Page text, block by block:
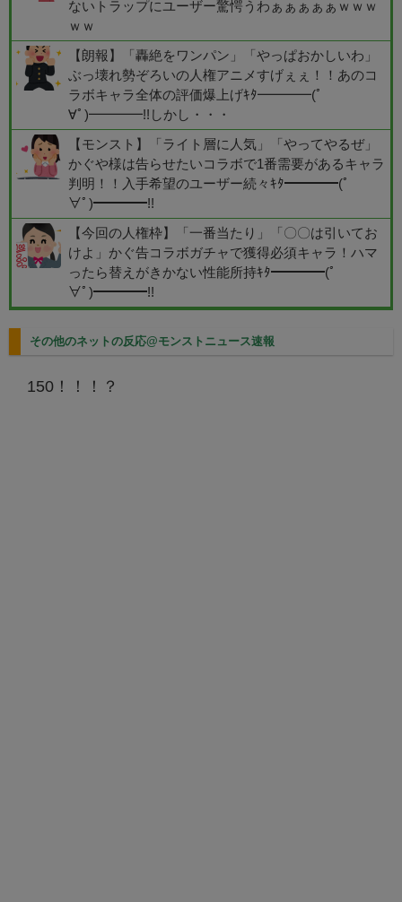
ないトラップにユーザー驚愕うわぁぁぁぁぁｗｗｗ
ｗｗ
【朗報】「轟絶をワンパン」「やっぱおかしいわ」
ぶっ壊れ勢ぞろいの人権アニメすげぇぇ！！あのコ
ラボキャラ全体の評価爆上げｷﾀ━━━━(ﾟ
∀ﾟ)━━━━!!しかし・・・
【モンスト】「ライト層に人気」「やってやるぜ」
かぐや様は告らせたいコラボで1番需要があるキャラ
判明！！入手希望のユーザー続々ｷﾀ━━━━(ﾟ
∀ﾟ)━━━━!!
【今回の人権枠】「一番当たり」「〇〇は引いてお
けよ」かぐ告コラボガチャで獲得必須キャラ！ハマ
ったら替えがきかない性能所持ｷﾀ━━━━(ﾟ
∀ﾟ)━━━━!!
その他のネットの反応@モンストニュース速報
150！！！？